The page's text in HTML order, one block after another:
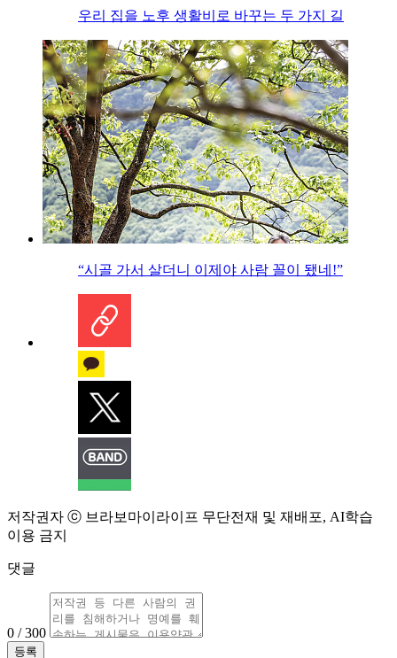
우리 집을 노후 생활비로 바꾸는 두 가지 길
“시골 가서 살더니 이제야 사람 꼴이 됐네!”
저작권자 ⓒ 브라보마이라이프 무단전재 및 재배포, AI학습
이용 금지
댓글
0 / 300